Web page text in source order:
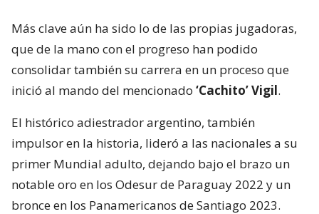
Más clave aún ha sido lo de las propias jugadoras,
que de la mano con el progreso han podido
consolidar también su carrera en un proceso que
inició al mando del mencionado ‘Cachito’ Vigil.
El histórico adiestrador argentino, también
impulsor en la historia, lideró a las nacionales a su
primer Mundial adulto, dejando bajo el brazo un
notable oro en los Odesur de Paraguay 2022 y un
bronce en los Panamericanos de Santiago 2023.